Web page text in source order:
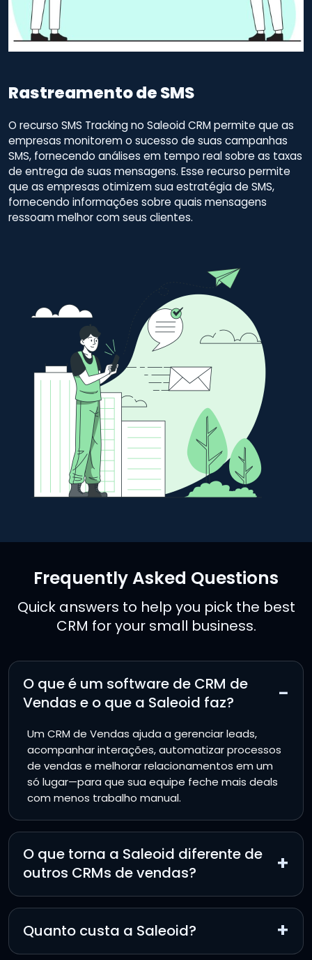
Rastreamento de SMS
O recurso SMS Tracking no Saleoid CRM permite que as
empresas monitorem o sucesso de suas campanhas
SMS, fornecendo análises em tempo real sobre as taxas
de entrega de suas mensagens. Esse recurso permite
que as empresas otimizem sua estratégia de SMS,
fornecendo informações sobre quais mensagens
ressoam melhor com seus clientes.
Frequently Asked Questions
Quick answers to help you pick the best
CRM for your small business.
O que é um software de CRM de
Vendas e o que a Saleoid faz?
−
Um CRM de Vendas ajuda a gerenciar leads,
acompanhar interações, automatizar processos
de vendas e melhorar relacionamentos em um
só lugar—para que sua equipe feche mais deals
com menos trabalho manual.
O que torna a Saleoid diferente de
outros CRMs de vendas?
+
Quanto custa a Saleoid? +